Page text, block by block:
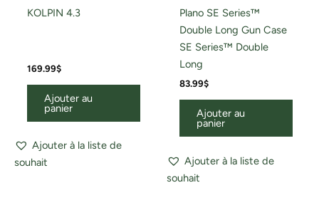
KOLPIN 4.3
169.99$
Ajouter au
panier
Ajouter à la liste de
souhait
Plano SE Series™
Double Long Gun Case
SE Series™ Double
Long
83.99$
Ajouter au
panier
Ajouter à la liste de
souhait